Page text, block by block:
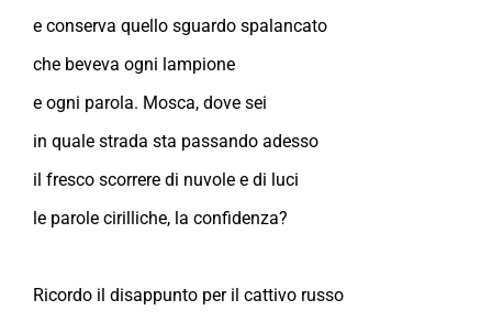
e conserva quello sguardo spalancato
che beveva ogni lampione
e ogni parola. Mosca, dove sei
in quale strada sta passando adesso
il fresco scorrere di nuvole e di luci
le parole cirilliche, la confidenza?
Ricordo il disappunto per il cattivo russo